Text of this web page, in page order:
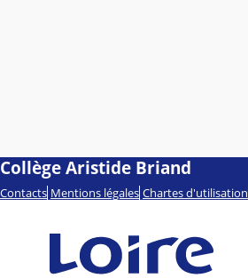
Collège Aristide Briand
Contacts Mentions légales Chartes d'utilisation